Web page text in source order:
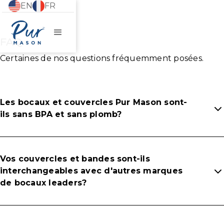
EN FR
FAQ
Certaines de nos questions fréquemment posées.
Les bocaux et couvercles Pur Mason sont-
ils sans BPA et sans plomb?
Vos couvercles et bandes sont-ils
interchangeables avec d'autres marques
de bocaux leaders?